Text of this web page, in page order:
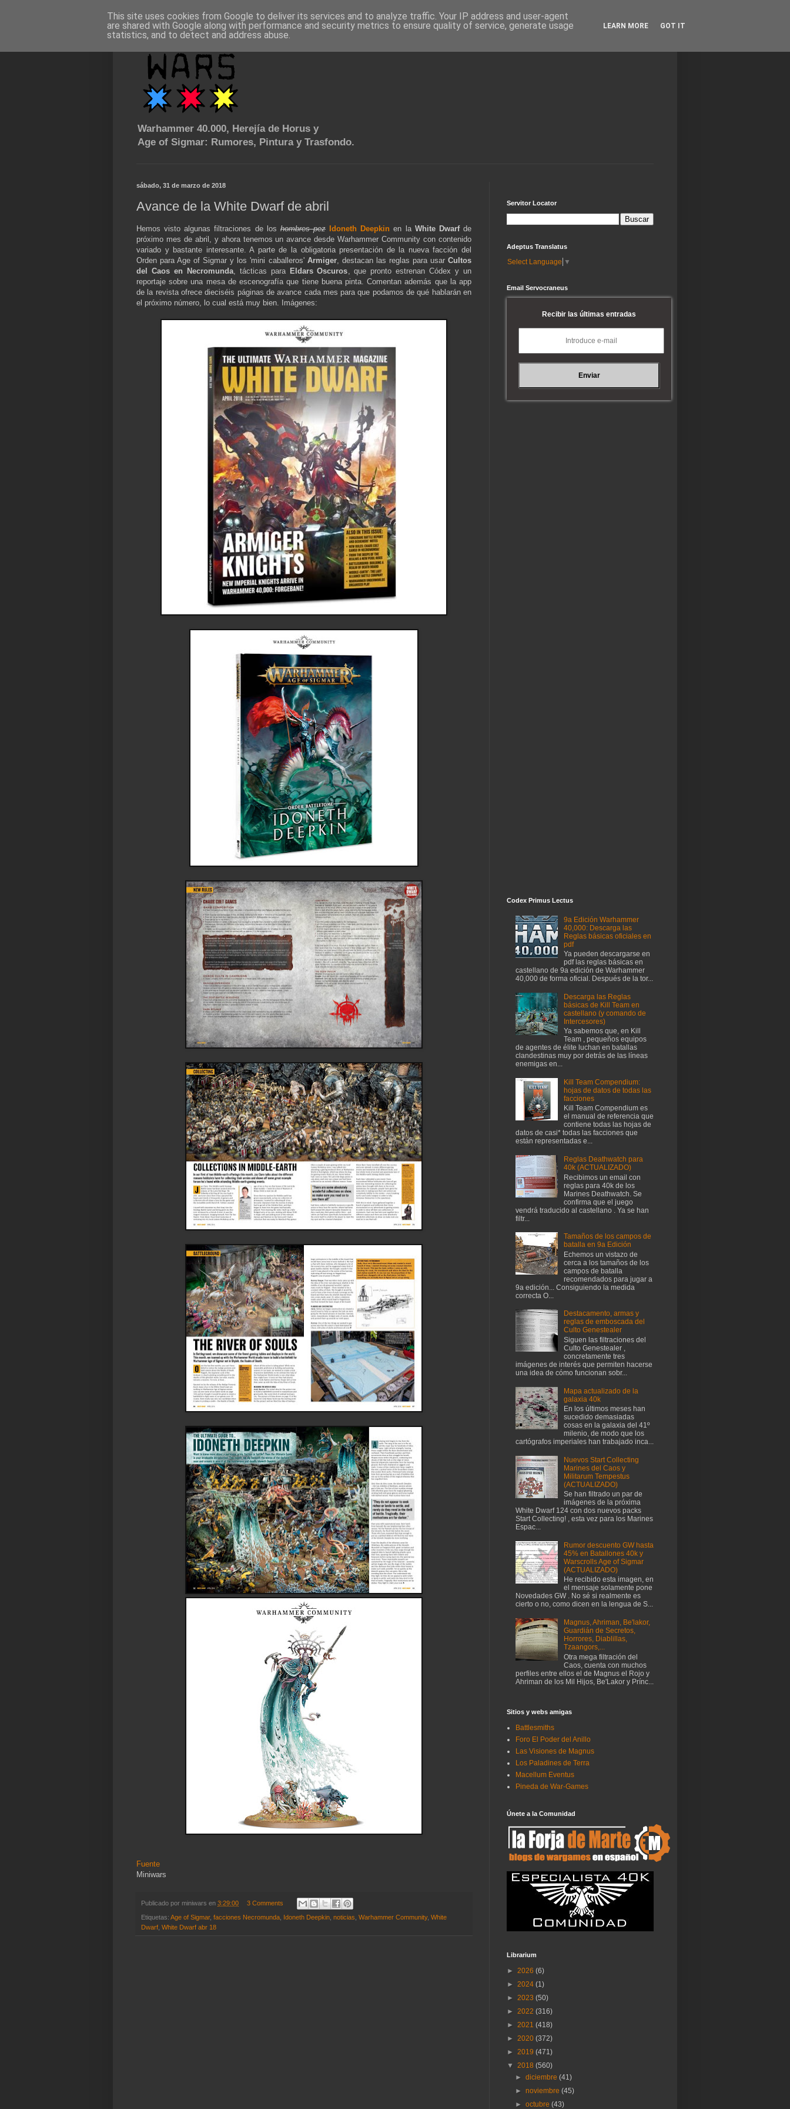
Warhammer 40.000, Herejía de Horus y
Age of Sigmar: Rumores, Pintura y Trasfondo.
sábado, 31 de marzo de 2018
Avance de la White Dwarf de abril
Hemos visto algunas filtraciones de los hombres pez Idoneth Deepkin en la White Dwarfde
próximo mes de abril, y ahora tenemos un avance desde Warhammer Community con contenido
variado y bastante interesante. A parte de la obligatoria presentación de la nueva facción del
Orden para Age of Sigmar y los 'mini caballeros' Armiger, destacan las reglas para usarCultos
del Caos en Necromunda, tácticas para Eldars Oscuros, que pronto estrenan Códex y un
reportaje sobre una mesa de escenografía que tiene buena pinta. Comentan además que la app
de la revista ofrece dieciséis páginas de avance cada mes para que podamos de qué hablarán en
el próximo número, lo cual está muy bien. Imágenes:
Fuente
Miniwars
Publicado por miniwars en 3:29:00 3 Comments
Etiquetas: Age of Sigmar, facciones Necromunda, Idoneth Deepkin, noticias, Warhammer Community, White
Dwarf, White Dwarf abr 18
Servitor Locator
Adeptus Translatus
Select Language ▼
Email Servocraneus
Recibir las últimas entradas
Codex Primus Lectus
9a Edición Warhammer
40,000: Descarga las
Reglas básicas oficiales en
pdf
Ya pueden descargarse en
pdf las reglas básicas en
castellano de 9a edición de Warhammer
40,000 de forma oficial. Después de la tor...
Descarga las Reglas
básicas de Kill Team en
castellano (y comando de
Intercesores)
Ya sabemos que, en Kill
Team , pequeños equipos
de agentes de élite luchan en batallas
clandestinas muy por detrás de las líneas
enemigas en...
Kill Team Compendium:
hojas de datos de todas las
facciones
Kill Team Compendium es
el manual de referencia que
contiene todas las hojas de
datos de casi* todas las facciones que
están representadas e...
Reglas Deathwatch para
40k (ACTUALIZADO)
Recibimos un email con
reglas para 40k de los
Marines Deathwatch. Se
confirma que el juego
vendrá traducido al castellano . Ya se han
filtr...
Tamaños de los campos de
batalla en 9a Edición
Echemos un vistazo de
cerca a los tamaños de los
campos de batalla
recomendados para jugar a
9a edición... Consiguiendo la medida
correcta O...
Destacamento, armas y
reglas de emboscada del
Culto Genestealer
Siguen las filtraciones del
Culto Genestealer ,
concretamente tres
imágenes de interés que permiten hacerse
una idea de cómo funcionan sobr...
Mapa actualizado de la
galaxia 40k
En los últimos meses han
sucedido demasiadas
cosas en la galaxia del 41º
milenio, de modo que los
cartógrafos imperiales han trabajado inca...
Nuevos Start Collecting
Marines del Caos y
Militarum Tempestus
(ACTUALIZADO)
Se han filtrado un par de
imágenes de la próxima
White Dwarf 124 con dos nuevos packs
Start Collecting! , esta vez para los Marines
Espac...
Rumor descuento GW hasta
45% en Batallones 40k y
Warscrolls Age of Sigmar
(ACTUALIZADO)
He recibido esta imagen, en
el mensaje solamente pone
Novedades GW . No sé si realmente es
cierto o no, como dicen en la lengua de S...
Magnus, Ahriman, Be'lakor,
Guardián de Secretos,
Horrores, Diablillas,
Tzaangors,...
Otra mega filtración del
Caos, cuenta con muchos
perfiles entre ellos el de Magnus el Rojo y
Ahriman de los Mil Hijos, Be'Lakor y Prínc...
Sitios y webs amigas
Battlesmiths
Foro El Poder del Anillo
Las Visiones de Magnus
Los Paladines de Terra
Macellum Eventus
Pineda de War-Games
Únete a la Comunidad
Librarium
► 2026 (6)
► 2024 (1)
► 2023 (50)
► 2022 (316)
► 2021 (418)
► 2020 (372)
► 2019 (471)
▼ 2018 (560)
►diciembre(41)
►noviembre(45)
►octubre(43)
This site uses cookies from Google to deliver its services and to analyze traffic. Your IP address and user-agent
are shared with Google along with performance and security metrics to ensure quality of service, generate usage
statistics, and to detect and address abuse.
LEARN MORE GOT IT